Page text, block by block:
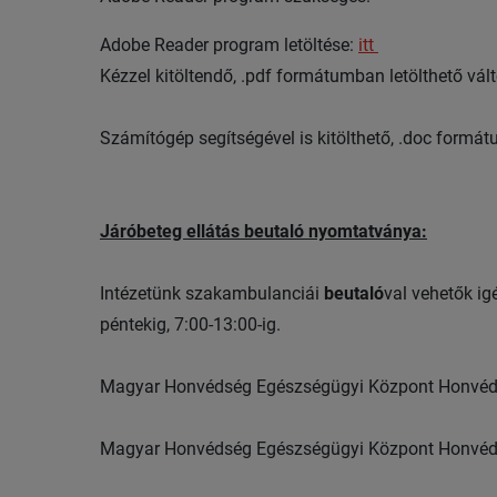
Adobe Reader program letöltése: itt
Kézzel kitöltendő, .pdf formátumban letölthető
Számítógép segítségével is kitölthető, .doc
Járóbeteg ellátás beutaló nyomtatványa:
Intézetünk szakambulanciái beutalóval vehetők
péntekig, 7:00-13:00-ig.
Magyar Honvédség Egészségügyi Központ
Magyar Honvédség Egészségügyi Központ